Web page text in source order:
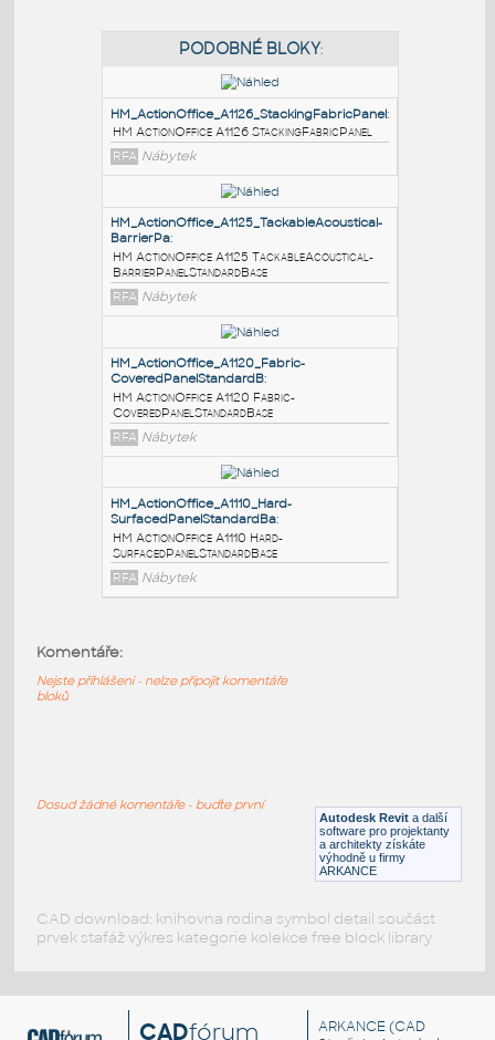
PODOBNÉ BLOKY:
HM_ActionOffice_A1126_StackingFabricPanel
HM ActionOffice A1126 StackingFabricPanel
RFA Nábytek
HM_ActionOffice_A1125_TackableAcoustical-
BarrierPa
HM ActionOffice A1125 TackableAcoustical-
BarrierPanelStandardBase
RFA Nábytek
HM_ActionOffice_A1120_Fabric-
RFA Nábytek
HM ActionOffice A1110 Hard-
SurfacedPanelStandardBaseAutodesk Revit a další
software pro projektanty
a architekty získáte
výhodně u firmy
ARKANCE
Komentáře:
Nejste přihlášeni - nelze připojit komentáře
bloků
Dosud žádné komentáře - buďte první
CAD download: knihovna rodina symbol detail součást
prvek stafáž výkres kategorie kolekce free block library
CADfórum ARKANCE (CAD